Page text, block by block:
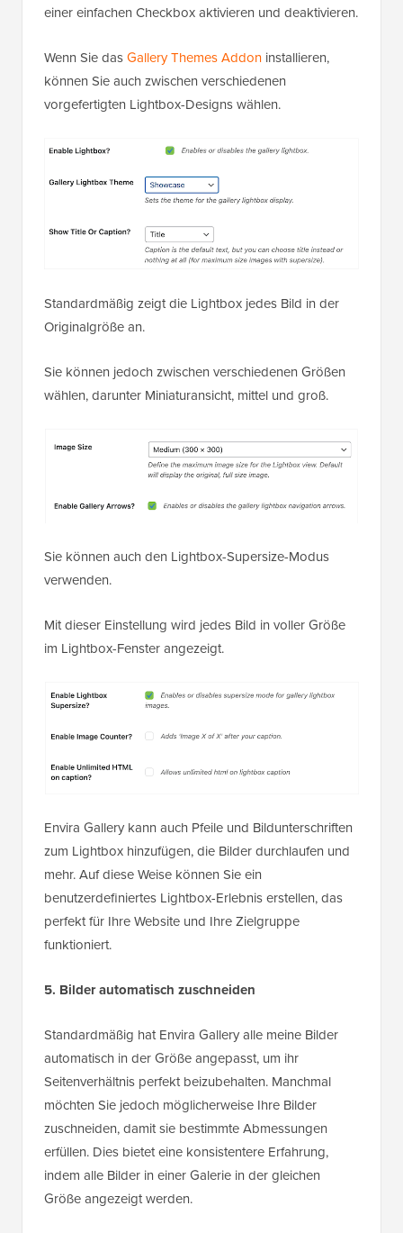
einer einfachen Checkbox aktivieren und deaktivieren.
Wenn Sie dasGallery Themes Addon installieren,
können Sie auch zwischen verschiedenen
vorgefertigten Lightbox-Designs wählen.
Standardmäßig zeigt die Lightbox jedes Bild in der
Originalgröße an.
Sie können jedoch zwischen verschiedenen Größen
wählen, darunter Miniaturansicht, mittel und groß.
Sie können auch den Lightbox-Supersize-Modus
verwenden.
Mit dieser Einstellung wird jedes Bild in voller Größe
im Lightbox-Fenster angezeigt.
Envira Gallery kann auch Pfeile und Bildunterschriften
zum Lightbox hinzufügen, die Bilder durchlaufen und
mehr. Auf diese Weise können Sie ein
benutzerdefiniertes Lightbox-Erlebnis erstellen, das
perfekt für Ihre Website und Ihre Zielgruppe
funktioniert.
5. Bilder automatisch zuschneiden
Standardmäßig hat Envira Gallery alle meine Bilder
automatisch in der Größe angepasst, um ihr
Seitenverhältnis perfekt beizubehalten. Manchmal
möchten Sie jedoch möglicherweise Ihre Bilder
zuschneiden, damit sie bestimmte Abmessungen
erfüllen. Dies bietet eine konsistentere Erfahrung,
indem alle Bilder in einer Galerie in der gleichen
Größe angezeigt werden.